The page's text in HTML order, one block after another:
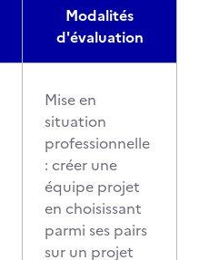
Modalités
d'évaluation
Mise en
situation
professionnelle
: créer une
équipe projet
en choisissant
parmi ses pairs
sur un projet